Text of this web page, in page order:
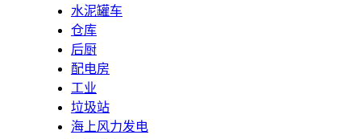
水泥罐车
仓库
后厨
配电房
工业
垃圾站
海上风力发电